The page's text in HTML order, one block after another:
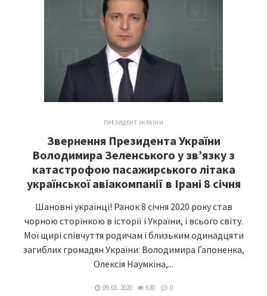
ПРЕЗИДЕНТ УКРАЇНИ
Звернення Президента України
Володимира Зеленського у зв’язку з
катастрофою пасажирського літака
української авіакомпанії в Ірані 8 січня
Шановні українці! Ранок 8 січня 2020 року став
чорною сторінкою в історії і України, і всього світу.
Мої щирі співчуття родичам і близьким одинадцяти
загиблих громадян України: Володимира Гапоненка,
Олексія Наумкіна,...
09. 01. 2020 630 0